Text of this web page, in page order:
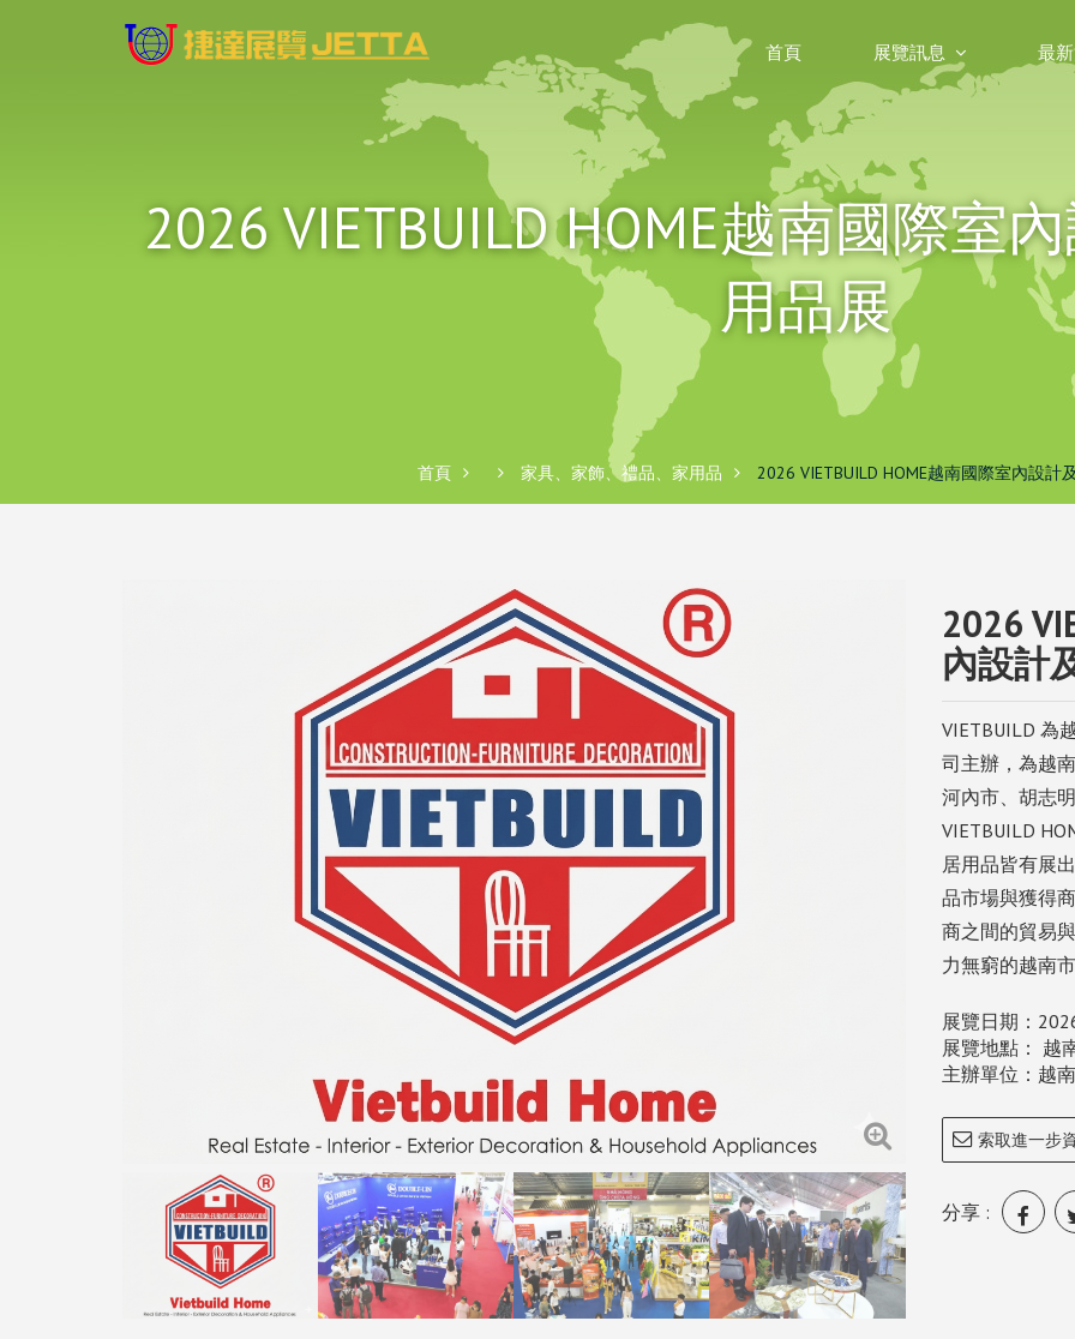
首頁 展覽訊息 最
2026 VIETBUILD HOME越南國際室
用品展
首頁 家具、家飾、禮品、家用品 2026 VIETBUILD HOME越南國際室內設計
2026
內設計
VIETBUILD 為
司主辦，為越
河內市、胡志
VIETBUILD
居用品皆有展
品市場與獲得
商之間的貿易
力無窮的越南
展覽日期：
展覽地點： 越
主辦單位：越
索取進一步
分享 :